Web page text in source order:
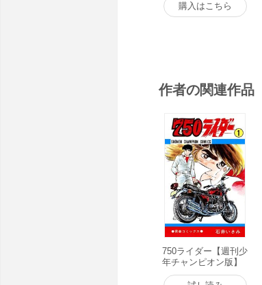
購入はこちら
作者の関連作品
750ライダー【週刊少
年チャンピオン版】
(1) 電子書籍版